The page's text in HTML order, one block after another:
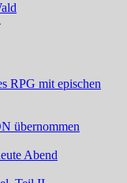
RPG mit epischen
übernommen
Abend